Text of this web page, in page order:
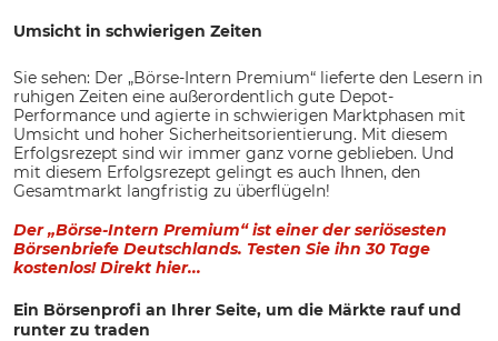
Umsicht in schwierigen Zeiten
Sie sehen: Der „Börse-Intern Premium“ lieferte den Lesern in
ruhigen Zeiten eine außerordentlich gute Depot-
Performance und agierte in schwierigen Marktphasen mit
Umsicht und hoher Sicherheitsorientierung. Mit diesem
Erfolgsrezept sind wir immer ganz vorne geblieben. Und
mit diesem Erfolgsrezept gelingt es auch Ihnen, den
Gesamtmarkt langfristig zu überflügeln!
Der „Börse-Intern Premium“ ist einer der seriösesten
Börsenbriefe Deutschlands. Testen Sie ihn 30 Tage
kostenlos! Direkt hier...
Ein Börsenprofi an Ihrer Seite, um die Märkte rauf und
runter zu traden